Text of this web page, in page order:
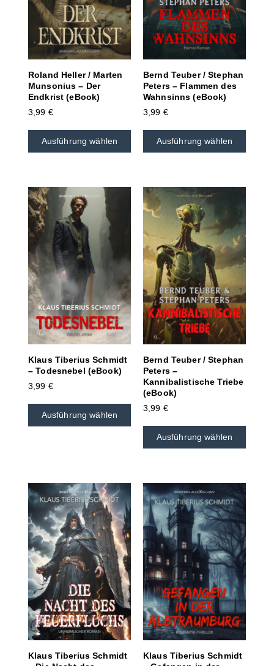
Roland Heller / Marten
Munsonius – Der
Endkrist (eBook)
3,99 €
Ausführung wählen
Bernd Teuber / Stephan
Peters – Flammen des
Wahnsinns (eBook)
3,99 €
Ausführung wählen
Klaus Tiberius Schmidt
– Todesnebel (eBook)
3,99 €
Ausführung wählen
Bernd Teuber / Stephan
Peters –
Kannibalistische Triebe
(eBook)
3,99 €
Ausführung wählen
Klaus Tiberius Schmidt
Klaus Tiberius Schmidt